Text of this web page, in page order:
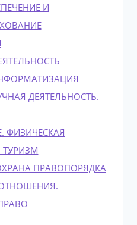
И
ДЕЯТЕЛЬНОСТЬ.
ФИЗИЧЕСКАЯ
ТУРИЗМ
ПРАВОПОРЯДКА